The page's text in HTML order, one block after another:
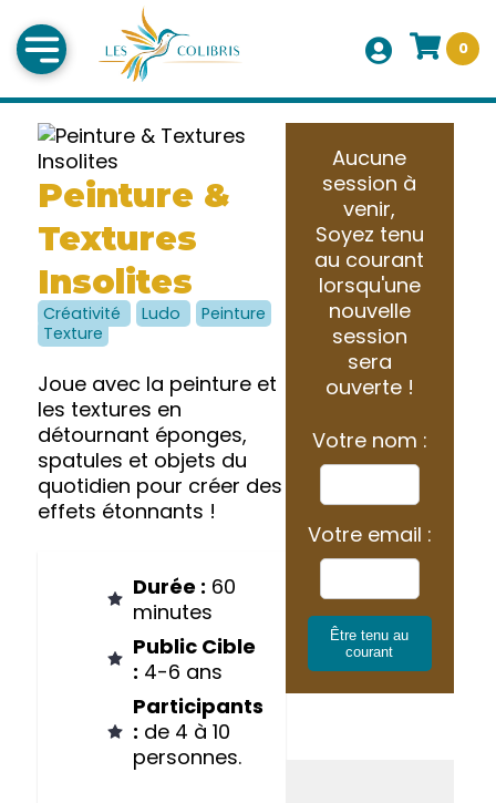
0
Peinture &
Textures
Insolites
Créativité Ludo
Peinture
Texture
Joue avec la peinture et
les textures en
détournant éponges,
spatules et objets du
quotidien pour créer des
effets étonnants !
Durée : 60
minutes
Public Cible
: 4-6 ans
Participants
: de 4 à 10
personnes.
Aucune
session à
venir,
Soyez tenu
au courant
lorsqu'une
nouvelle
session
sera
ouverte !
Votre nom :
Votre email :
Être tenu au
courant